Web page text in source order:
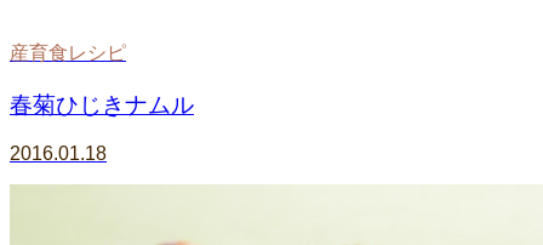
産育食レシピ
春菊ひじきナムル
2016.01.18